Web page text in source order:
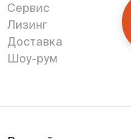
Сервис
Лизинг
Доставка
Шоу-рум